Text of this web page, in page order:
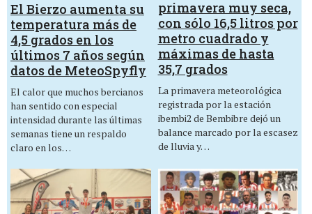
El Bierzo aumenta su
temperatura más de
4,5 grados en los
últimos 7 años según
datos de MeteoSpyfly
El calor que muchos bercianos
han sentido con especial
intensidad durante las últimas
semanas tiene un respaldo
claro en los…
primavera muy seca,
con sólo 16,5 litros por
metro cuadrado y
máximas de hasta
35,7 grados
La primavera meteorológica
registrada por la estación
ibembi2 de Bembibre dejó un
balance marcado por la escasez
de lluvia y…